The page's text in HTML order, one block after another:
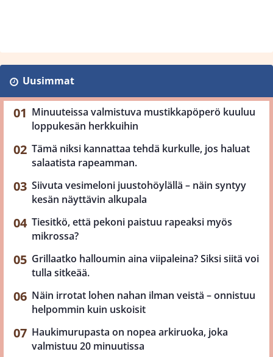
Uusimmat
Minuuteissa valmistuva mustikkapöperö kuuluu
loppukesän herkkuihin
Tämä niksi kannattaa tehdä kurkulle, jos haluat
salaatista rapeamman.
Siivuta vesimeloni juustohöylällä – näin syntyy
kesän näyttävin alkupala
Tiesitkö, että pekoni paistuu rapeaksi myös
mikrossa?
Grillaatko halloumin aina viipaleina? Siksi siitä voi
tulla sitkeää.
Näin irrotat lohen nahan ilman veistä – onnistuu
helpommin kuin uskoisit
Haukimurupasta on nopea arkiruoka, joka
valmistuu 20 minuutissa